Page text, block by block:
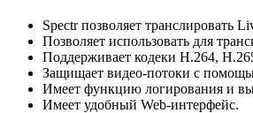
Spectr позволяет
Позволяет использовать для
Поддерживает кодеки H.264,
Защищает видео-потоки с
Имеет функцию логирования и
Имеет удобный Web-интерфейс.